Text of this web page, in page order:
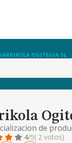
OGITEGIA SL
de
la bolleria y la
4/5( 2 votos)